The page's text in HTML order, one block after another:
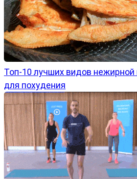
Топ-10 лучших видов
для похудения